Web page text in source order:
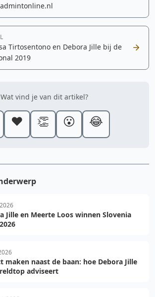
Tirtosentono en Debora Jille bij de
2019
Wat vind je van dit artikel?
❤️ 👏 😮 😂
Jille en Meerte Loos winnen Slovenia
maken naast de baan: hoe Debora Jille
adviseert